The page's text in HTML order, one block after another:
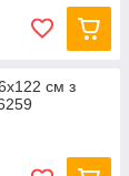
см з